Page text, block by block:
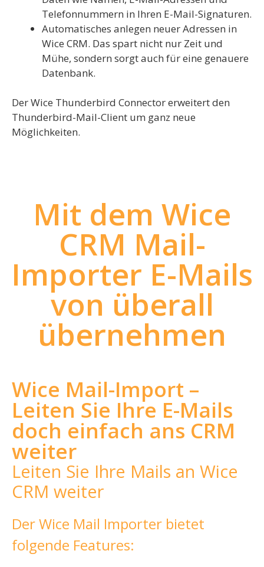
Telefonnummern in Ihren E-Mail-Signaturen.
Automatisches anlegen neuer Adressen in
Wice CRM. Das spart nicht nur Zeit und
Mühe, sondern sorgt auch für eine genauere
Datenbank.
Der Wice Thunderbird Connector erweitert den
Thunderbird-Mail-Client um ganz neue
Möglichkeiten.
Mit dem Wice
CRM Mail-
Importer E-Mails
von überall
übernehmen
Wice Mail-Import –
Leiten Sie Ihre E-Mails
doch einfach ans CRM
weiter
Leiten Sie Ihre Mails an Wice
CRM weiter
Der Wice Mail Importer bietet
folgende Features: